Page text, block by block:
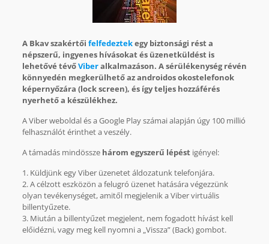
A Bkav szakértői felfedeztekegy biztonsági rést a
népszerű, ingyenes hívásokat és üzenetküldést is
lehetővé tévőViberalkalmazáson. A sérülékenység révén
könnyedén megkerülhető az androidos okostelefonok
képernyőzára (lock screen), és így teljes hozzáférés
nyerhető a készülékhez.
A Viber weboldal és a Google Play számai alapján úgy 100 millió
felhasználót érinthet a veszély.
A támadás mindössze három egyszerű lépéstigényel:
1. Küldjünk egy Viber üzenetet áldozatunk telefonjára.
2. A célzott eszközön a felugró üzenet hatására végezzünk
olyan tevékenységet, amitől megjelenik a Viber virtuális
billentyűzete.
3. Miután a billentyűzet megjelent, nem fogadott hívást kell
előidézni, vagy meg kell nyomni a „Vissza” (Back) gombot.